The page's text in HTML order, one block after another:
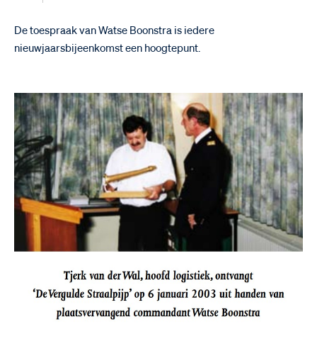
De toespraak van Watse Boonstra is iedere
nieuwjaarsbijeenkomst een hoogtepunt.